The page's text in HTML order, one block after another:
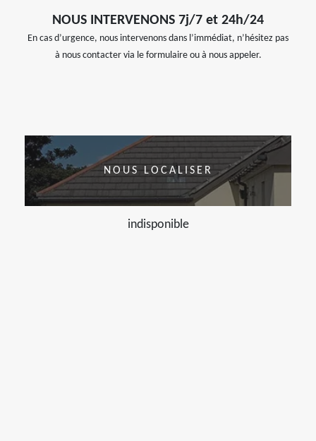
NOUS INTERVENONS 7j/7 et 24h/24
En cas d’urgence, nous intervenons dans l’immédiat, n’hésitez pas
à nous contacter via le formulaire ou à nous appeler.
NOUS LOCALISER
indisponible